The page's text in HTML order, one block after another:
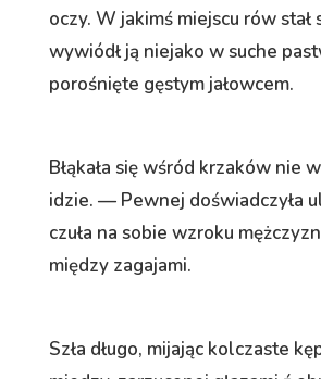
oczy. W jakimś miejscu rów stał
wywiódł ją niejako w suche
porośnięte gęstym jałowcem.
Błąkała się wśród krzaków nie
idzie. — Pewnej doświadczyła
czuła na sobie wzroku
między zagajami.
Szła długo, mijając kolczaste